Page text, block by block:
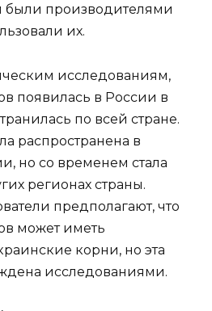
были производителями
их.
исследованиям,
появилась в России в
по всей стране.
распространена в
но со временем стала
регионах страны.
предполагают, что
может иметь
корни, но эта
исследованиями.